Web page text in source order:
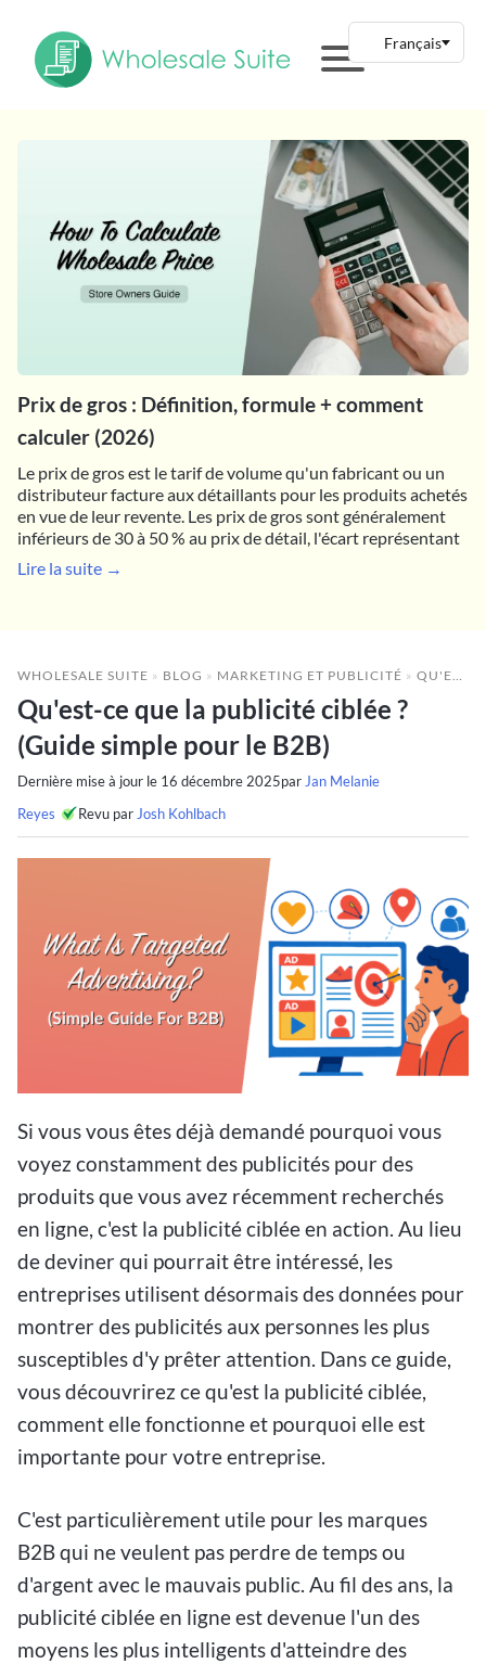
Prix de gros : Définition, formule + comment
calculer (2026)
Le prix de gros est le tarif de volume qu'un fabricant ou un
distributeur facture aux détaillants pour les produits achetés
en vue de leur revente. Les prix de gros sont généralement
inférieurs de 30 à 50 % au prix de détail, l'écart représentant
Lire la suite →
WHOLESALE SUITE » BLOG » MARKETING ET PUBLICITÉ » QU'EST-CE QUE LA PUBLICITÉ CIBLÉE ? (GUIDE SIMPLE POUR LE B2B)
Qu'est-ce que la publicité ciblée ?
(Guide simple pour le B2B)
Dernière mise à jour le 16 décembre 2025par Jan Melanie
Reyes
Revu par Josh Kohlbach
Si vous vous êtes déjà demandé pourquoi vous
voyez constamment des publicités pour des
produits que vous avez récemment recherchés
en ligne, c'est la publicité ciblée en action. Au lieu
de deviner qui pourrait être intéressé, les
entreprises utilisent désormais des données pour
montrer des publicités aux personnes les plus
susceptibles d'y prêter attention. Dans ce guide,
vous découvrirez ce qu'est la publicité ciblée,
comment elle fonctionne et pourquoi elle est
importante pour votre entreprise.
C'est particulièrement utile pour les marques
B2B qui ne veulent pas perdre de temps ou
d'argent avec le mauvais public. Au fil des ans, la
publicité ciblée en ligne est devenue l'un des
moyens les plus intelligents d'atteindre des